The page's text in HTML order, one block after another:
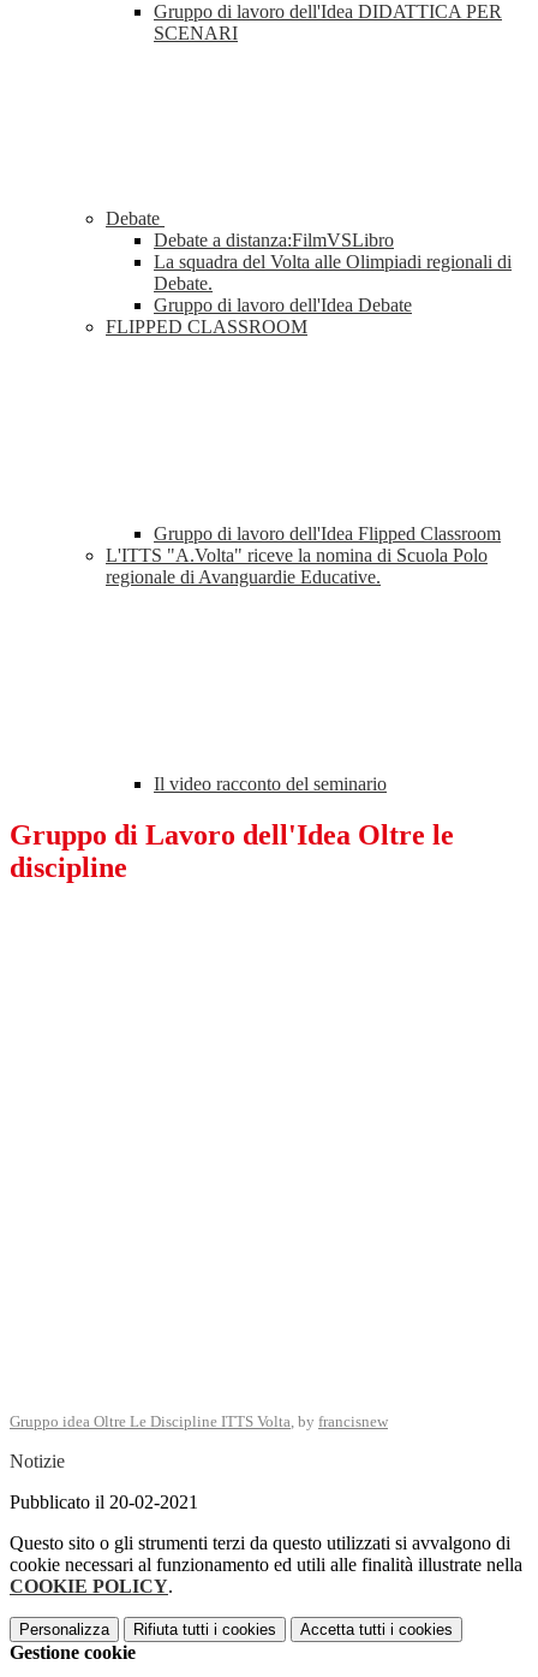
Gruppo di lavoro dell'Idea DIDATTICA PER
SCENARI
Debate
Debate a distanza:FilmVSLibro
La squadra del Volta alle Olimpiadi regionali di
Debate.
Gruppo di lavoro dell'Idea Debate
FLIPPED CLASSROOM
Gruppo di lavoro dell'Idea Flipped Classroom
L'ITTS "A.Volta" riceve la nomina di Scuola Polo
regionale di Avanguardie Educative.
Il video racconto del seminario
Gruppo di Lavoro dell'Idea Oltre le
discipline
Gruppo idea Oltre Le Discipline ITTS Volta, by francisnew
Notizie
Pubblicato il 20-02-2021
Questo sito o gli strumenti terzi da questo utilizzati si avvalgono di
cookie necessari al funzionamento ed utili alle finalità illustrate nella
COOKIE POLICY.
Personalizza Rifiuta tutti i cookies Accetta tutti i cookies
Gestione cookie